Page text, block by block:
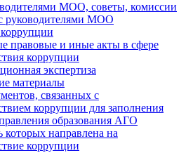
МОО, советы, комиссии
руководителями МОО
правовые и иные акты в сфере
коррупции
экспертиза
материалы
связанных с
коррупции для заполнения
образования АГО
которых направлена на
коррупции